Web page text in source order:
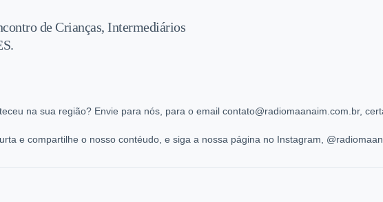
de Crianças, Intermediários
na sua região? Envie para nós, para o email contato@radiomaanaim.com.br,
e compartilhe o nosso contéudo, e siga a nossa página no Instagram,